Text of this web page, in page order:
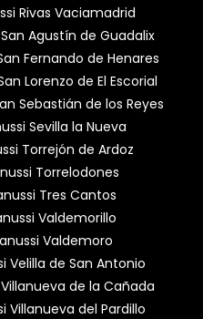
Rivas Vaciamadrid
Agustín de Guadalix
Fernando de Henares
Lorenzo de El Escorial
Sebastián de los Reyes
Sevilla la Nueva
Torrejón de Ardoz
Torrelodones
Tres Cantos
Valdemorillo
Valdemoro
Velilla de San Antonio
de la Cañada
Villanueva del Pardillo